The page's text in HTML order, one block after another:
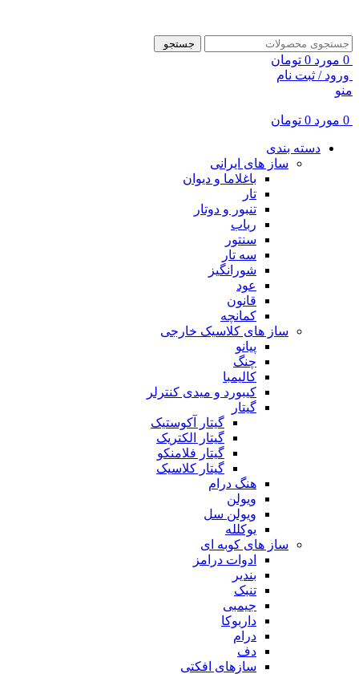
جستجو
0 مورد 0 تومان
ورود / ثبت نام
منو
0 مورد 0 تومان
دسته بندی
ساز های ایرانی
باغلاما و دیوان
تار
تنبور و دوتار
رباب
سنتور
سه تار
شورانگیز
عود
قانون
کمانچه
ساز های کلاسیک خارجی
پیانو
چنگ
کالیمبا
کیبورد و میدی کنترلر
گیتار
گیتار آکوستیک
گیتار الکتریک
گیتار فلامنکو
گیتار کلاسیک
هنگ درام
ویولن
ویولن سل
یوکلله
ساز های کوبه ای
ادوات درامز
بندیر
تنبک
جیمبی
داربوکا
درام
دف
سازهای افکتی